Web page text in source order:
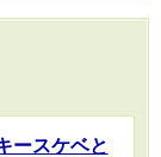
ースケベと